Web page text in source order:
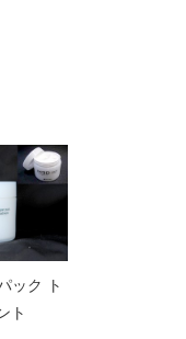
ック ト
ト